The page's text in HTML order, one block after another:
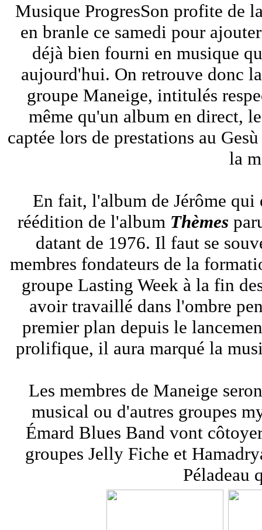
Musique ProgresSon profite de
en branle ce samedi pour
déjà bien fourni en musique
aujourd'hui. On retrouve donc
groupe Maneige, intitulés
même qu'un album en direct,
captée lors de prestations au
la
En fait, l'album de Jérôme qui
réédition de l'album Thèmes
datant de 1976. Il faut se
membres fondateurs de la
groupe Lasting Week à la fin
avoir travaillé dans l'ombre
premier plan depuis le
prolifique, il aura marqué la
Les membres de Maneige
musical ou d'autres groupes
Émard Blues Band vont
groupes Jelly Fiche et
Péladeau